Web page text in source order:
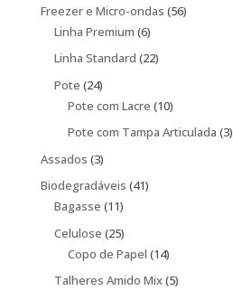
Freezer e Micro-ondas 5656
Linha Premium 66
produtos
Linha Standard 2222
Pote 2424
produtos
Pote com Lacre 1010
produtos
Pote com Tampa Articulada 33
Assados 33
produtos
Biodegradáveis 4141
Bagasse 1111
produtos
Celulose 2525
produtos
Copo de Papel 1414
produtos
Talheres Amido Mix 55